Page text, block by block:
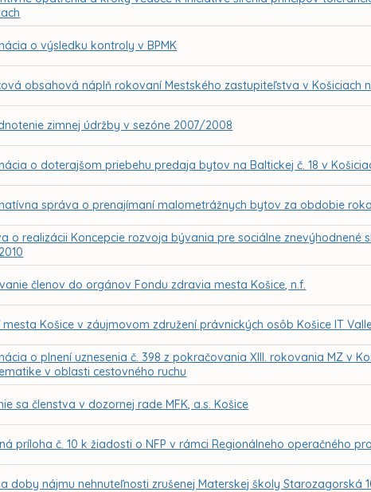
o výsledku kontroly v BPMK
obsahová náplň rokovaní Mestského zastupiteľstva v Košiciach
zimnej údržby v sezóne 2007/2008
o doterajšom priebehu predaja bytov na Baltickej č. 18 v
správa o prenajímaní malometrážnych bytov za obdobie
o realizácii Koncepcie rozvoja bývania pre sociálne znevýhodnené
členov do orgánov Fondu zdravia mesta Košice, n.f.
mesta Košice v záujmovom združení právnických osôb Košice IT
o plnení uznesenia č. 398 z pokračovania XIII. rokovania MZ v
v oblasti cestovného ruchu
sa členstva v dozornej rade MFK, a.s. Košice
príloha č. 10 k žiadosti o NFP v rámci Regionálneho operačného
doby nájmu nehnuteľnosti zrušenej Materskej školy Starozagorská